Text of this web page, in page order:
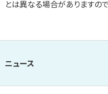
とは異なる場合がありますの
ニュース